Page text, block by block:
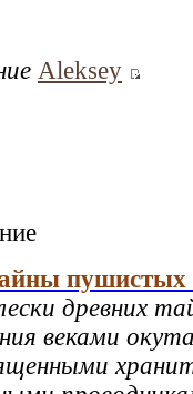
Aleksey
пушистых
древних
веками